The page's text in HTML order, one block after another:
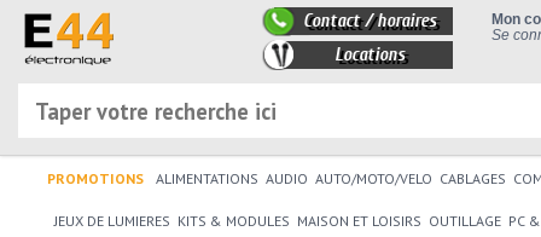
Mon
Se
Contact / horaires
Locations
PROMOTIONS ALIMENTATIONS AUDIO AUTO/MOTO/VELO CABLAGES
JEUX DE LUMIERES KITS & MODULES MAISON ET LOISIRS OUTILLAGE PC